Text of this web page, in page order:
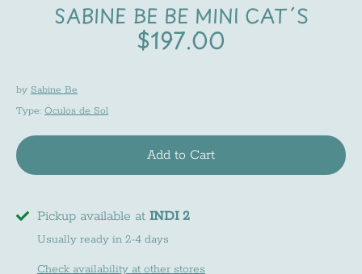
SABINE BE BE MINI CAT´S
$197.00
by Sabine Be
Type: Óculos de Sol
Add to Cart
Pickup available at INDI 2
Usually ready in 2-4 days
Check availability at other stores